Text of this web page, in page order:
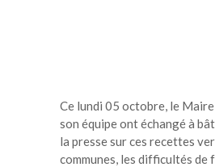
Ce lundi 05 octobre, le
son équipe ont échangé à
la presse sur ces recettes
communes, les difficultés de